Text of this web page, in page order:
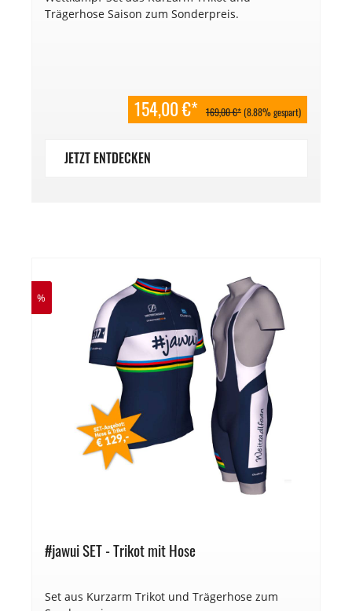
Trägerhose Saison zum Sonderpreis.
154,00 €* 169,00 €*(8.88% gespart)
JETZT ENTDECKEN
%
#jawui SET - Trikot mit Hose
Set aus Kurzarm Trikot und Trägerhose zum